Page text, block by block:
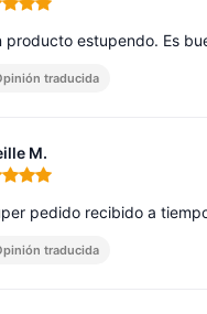
5 de 5
producto estupendo. Es
traducida
M.
5 de 5
pedido recibido a
traducida